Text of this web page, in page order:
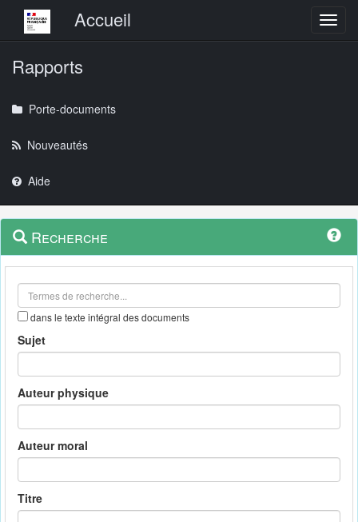
Menu principalAccueil
Rapports
Porte-documents
Nouveautés
Aide
Navigation
outils
Menu
contextuel
Recherche
dans le texte intégral des documents
Sujet
Auteur physique
Auteur moral
Titre